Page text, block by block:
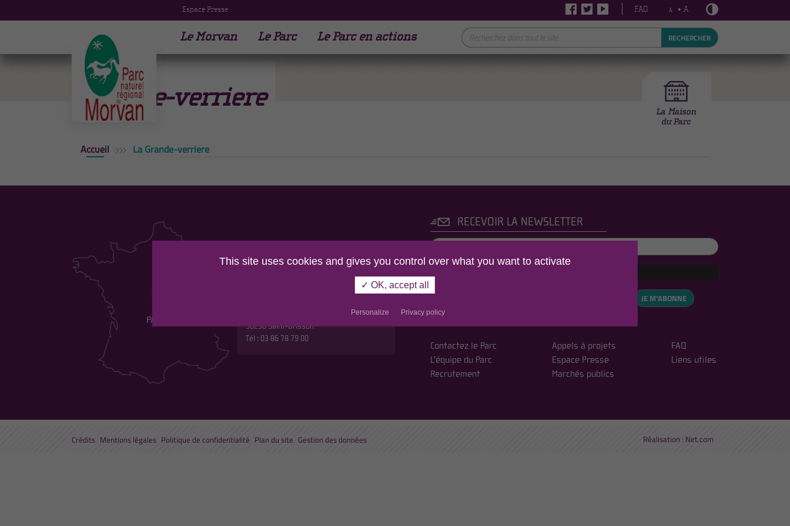
Espace Presse FAQ A • A
Le Morvan Le Parc Le Parc en actions RECHERCHER
La
Grande-verriere
Accueil La Grande-verriere
PARC NATUREL REGIONAL
58230 Saint-Brisson
Tél : 03 86 78 79 00
RECEVOIR LA NEWSLETTER
politique de confidentialité
JE M'ABONNE
Contactez le Parc
L'équipe du Parc
Recrutement
Appels à projets
Espace Presse
Marchés publics
FAQ
Liens utiles
Crédits Mentions légales Politique de confidentialité Plan du site Réalisation : Net.com
Gestion des données
This site uses cookies and gives you control over what you want to activate
✓ OK, accept all
Personalize Privacy policy